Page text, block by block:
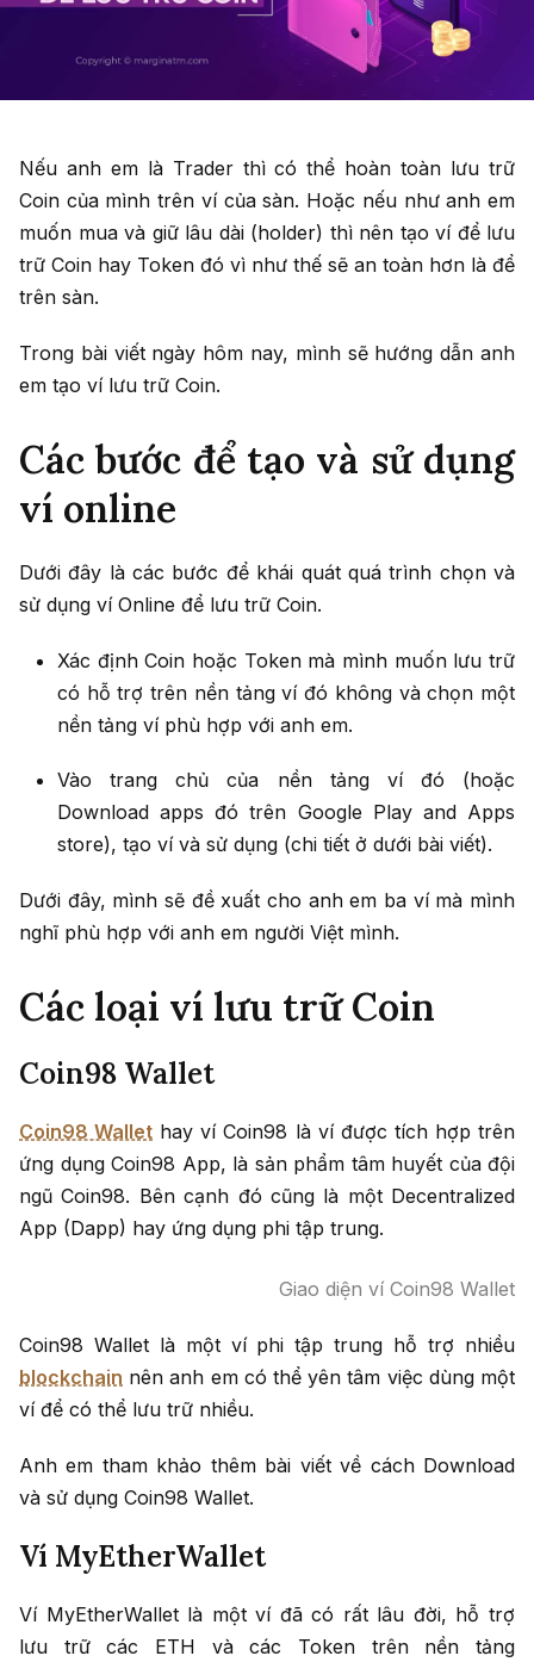
Nếu anh em là Trader thì có thể hoàn toàn lưu trữ
Coin của mình trên ví của sàn. Hoặc nếu như anh em
muốn mua và giữ lâu dài (holder) thì nên tạo ví để lưu
trữ Coin hay Token đó vì như thế sẽ an toàn hơn là để
trên sàn.
Trong bài viết ngày hôm nay, mình sẽ hướng dẫn anh
em tạo ví lưu trữ Coin.
Các bước để tạo và sử dụng
ví online
Dưới đây là các bước để khái quát quá trình chọn và
sử dụng ví Online để lưu trữ Coin.
Xác định Coin hoặc Token mà mình muốn lưu trữ
có hỗ trợ trên nền tảng ví đó không và chọn một
nền tảng ví phù hợp với anh em.
Vào trang chủ của nền tảng ví đó (hoặc
Download apps đó trên Google Play and Apps
store), tạo ví và sử dụng (chi tiết ở dưới bài viết).
Dưới đây, mình sẽ đề xuất cho anh em ba ví mà mình
nghĩ phù hợp với anh em người Việt mình.
Các loại ví lưu trữ Coin
Coin98 Wallet
Coin98 Wallet hay ví Coin98 là ví được tích hợp trên
ứng dụng Coin98 App, là sản phẩm tâm huyết của đội
ngũ Coin98. Bên cạnh đó cũng là một Decentralized
App (Dapp) hay ứng dụng phi tập trung.
Giao diện ví Coin98 Wallet
Coin98 Wallet là một ví phi tập trung hỗ trợ nhiều
blockchain nên anh em có thể yên tâm việc dùng một
ví để có thể lưu trữ nhiều.
Anh em tham khảo thêm bài viết về cách Download
và sử dụng Coin98 Wallet.
Ví MyEtherWallet
Ví MyEtherWallet là một ví đã có rất lâu đời, hỗ trợ
lưu trữ các ETH và các Token trên nền tảng